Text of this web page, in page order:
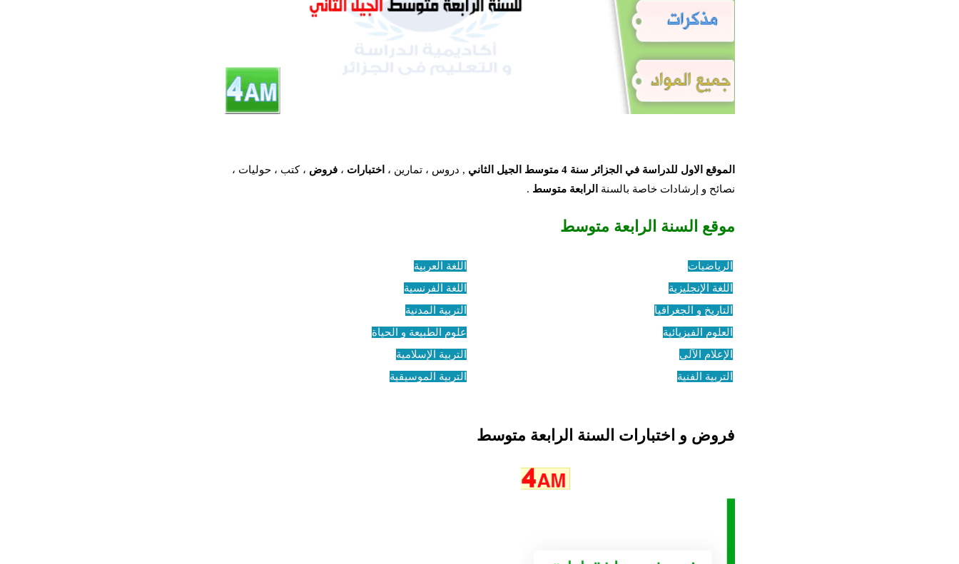
الموقع الاول للدراسة في الجزائر سنة 4 متوسط الجيل الثاني , دروس ، تمارين ، اختبارات ، فروض ، كتب ، حوليات ،
نصائح و إرشادات خاصة بالسنة
الرابعة متوسط .
موقع السنة الرابعة متوسط
الرياضيات
اللغة العربية
اللغة الإنجليزية
اللغة الفرنسية
التاريخ و الجغرافيا
التربية المدنية
العلوم الفيزيائية
علوم الطبيعة و الحياة
الإعلام الآلي
التربية الإسلامية
التربية الفنية
التربية الموسيقية
فروض و اختبارات السنة الرابعة متوسط